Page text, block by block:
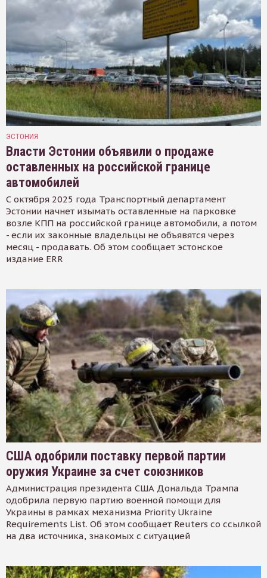
ЭСТОНИЯ
Власти Эстонии объявили о продаже
оставленных на российской границе
автомобилей
С октября 2025 года Транспортный департамент
Эстонии начнет изымать оставленные на парковке
возле КПП на российской границе автомобили, а потом
- если их законные владельцы не объявятся через
месяц - продавать. Об этом сообщает эстонское
издание ERR
США одобрили поставку первой партии
оружия Украине за счет союзников
Администрация президента США Дональда Трампа
одобрила первую партию военной помощи для
Украины в рамках механизма Priority Ukraine
Requirements List. Об этом сообщает Reuters со ссылкой
на два источника, знакомых с ситуацией